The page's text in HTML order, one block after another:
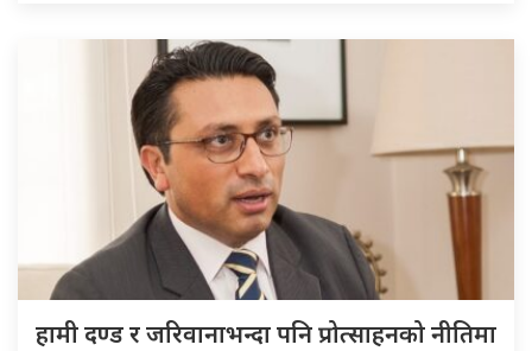
हामी दण्ड र जरिवानाभन्दा पनि प्रोत्साहनको नीतिमा